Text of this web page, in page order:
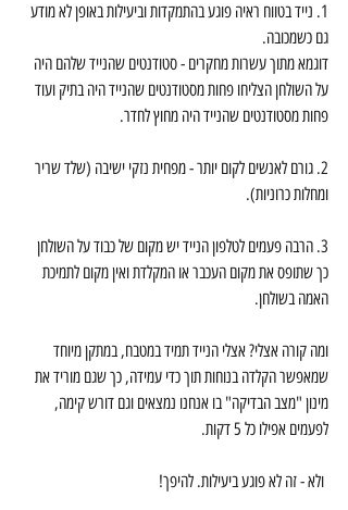
1. נייד בטווח ראיה פוגע בהתמקדות וביעילות באופן לא מודע
גם כשמכובה.
דוגמא מתוך עשרות מחקרים - סטודנטים שהנייד שלהם היה
על השולחן הצליחו פחות מסטודנטים שהנייד היה בתיק ועוד
פחות מסטודנטים שהנייד היה מחוץ לחדר.
2. גורם לאנשים לקום יותר - מפחית נזקי ישיבה (שלד שריר
ומחלות כרוניות).
3. הרבה פעמים לטלפון הנייד יש מקום של כבוד על השולחן
כך שתופס את מקום העכבר או המקלדת ואין מקום לתמיכת
האמה בשולחן.
ומה קורה אצלי? אצלי הנייד תמיד במטבח, במתקן מיוחד
שמאפשר הקלדה בנוחות תוך כדי עמידה, כך שגם מוריד את
מינון "מצב הבדיקה" בו אנחנו נמצאים וגם דורש קימה,
לפעמים אפילו כל 5 דקות.
ולא - זה לא פוגע ביעילות. להיפך!